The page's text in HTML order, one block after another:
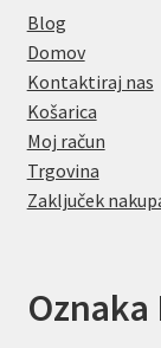
Blog
Domov
Kontaktiraj nas
Košarica
Moj račun
Trgovina
Zaključek